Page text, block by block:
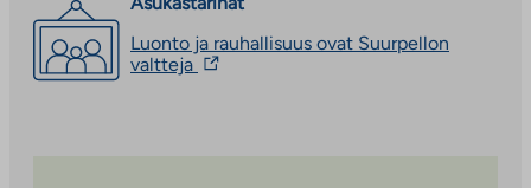
aukeaa
Luonto ja rauhallisuus ovat Suurpellon
valtteja Linkki